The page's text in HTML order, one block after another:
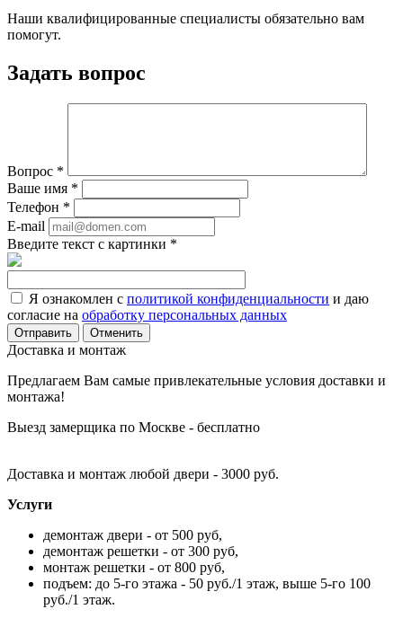
Наши квалифицированные специалисты обязательно вам
помогут.
Задать вопрос
Вопрос *
Ваше имя *
Телефон *
E-mail
Введите текст с картинки *
Я ознакомлен с политикой конфиденциальности и даю
согласие на обработку персональных данных
Отменить
Доставка и монтаж
Предлагаем Вам самые привлекательные условия доставки и
монтажа!
Выезд замерщика по Москве - бесплатно
Доставка и монтаж любой двери - 3000 руб.
Услуги
демонтаж двери - от 500 руб,
демонтаж решетки - от 300 руб,
монтаж решетки - от 800 руб,
подъем: до 5-го этажа - 50 руб./1 этаж, выше 5-го 100
руб./1 этаж.